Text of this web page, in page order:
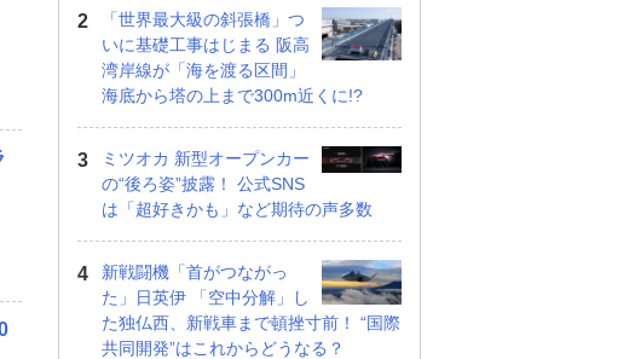
「世界最大級の斜張橋」つ
いに基礎工事はじまる 阪高
湾岸線が「海を渡る区間」
海底から塔の上まで300m近くに!?
ミツオカ 新型オープンカー
の“後ろ姿”披露！ 公式SNS
は「超好きかも」など期待の声多数
新戦闘機「首がつながっ
た」日英伊 「空中分解」し
た独仏西、新戦車まで頓挫寸前！ “国際
共同開発”はこれからどうなる？